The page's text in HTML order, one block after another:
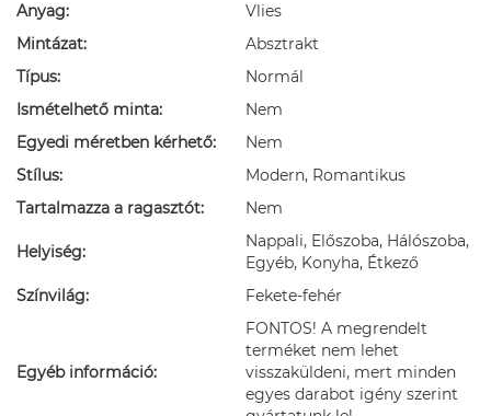
Anyag:
Vlies
Mintázat:
Absztrakt
Típus:
Normál
Ismételhető minta:
Nem
Egyedi méretben kérhető:
Nem
Stílus:
Modern, Romantikus
Tartalmazza a ragasztót:
Nem
Helyiség:
Nappali, Előszoba, Hálószoba,
Egyéb, Konyha, Étkező
Színvilág:
Fekete-fehér
Egyéb információ:
FONTOS! A megrendelt
terméket nem lehet
visszaküldeni, mert minden
egyes darabot igény szerint